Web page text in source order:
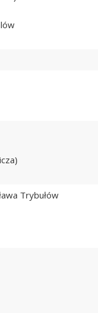
Trybułów